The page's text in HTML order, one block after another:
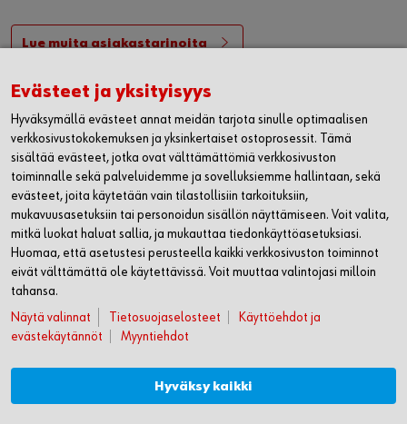
Lue muita asiakastarinoita
© Würth Oy
Würth Oy:n myyntiehdot
WÜRTH OY
MYYNTI JA ASIAKASPALVELU
WÜRTH HUOLTO
LASKUTUSTIEDOT
SEURAA MEITÄ
WÜRTH MOBIILISOVELLUS
Evästeet ja yksityisyys
Hyväksymällä evästeet annat meidän tarjota sinulle optimaalisen
verkkosivustokokemuksen ja yksinkertaiset ostoprosessit. Tämä
sisältää evästeet, jotka ovat välttämättömiä verkkosivuston
toiminnalle sekä palveluidemme ja sovelluksiemme hallintaan, sekä
evästeet, joita käytetään vain tilastollisiin tarkoituksiin,
mukavuusasetuksiin tai personoidun sisällön näyttämiseen. Voit valita,
mitkä luokat haluat sallia, ja mukauttaa tiedonkäyttöasetuksiasi.
Huomaa, että asetustesi perusteella kaikki verkkosivuston toiminnot
eivät välttämättä ole käytettävissä. Voit muuttaa valintojasi milloin
tahansa.
Näytä valinnat
Tietosuojaselosteet
Käyttöehdot ja
evästekäytännöt
Myyntiehdot
Hyväksy kaikki